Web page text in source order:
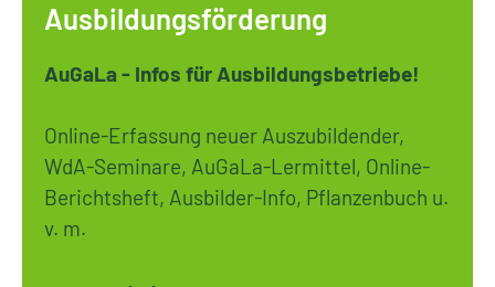
Ausbildungsförderung
AuGaLa - Infos für Ausbildungsbetriebe!
Online-Erfassung neuer Auszubildender,
WdA-Seminare, AuGaLa-Lermittel, Online-
Berichtsheft, Ausbilder-Info, Pflanzenbuch u.
v. m.